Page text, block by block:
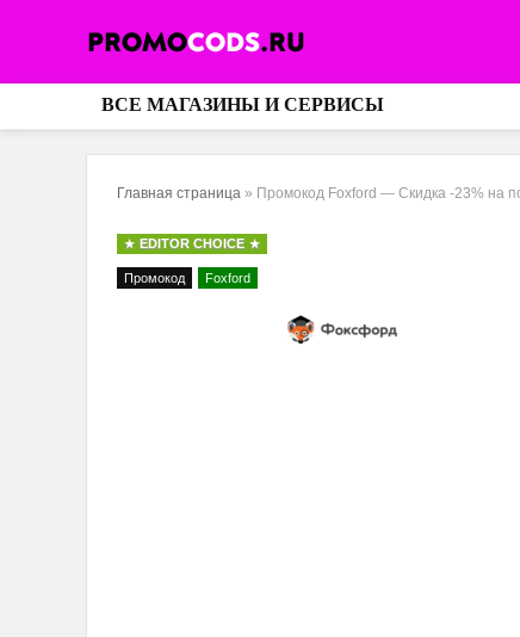
ВСЕ МАГАЗИНЫ И СЕРВИСЫ
Главная страница » Промокод Foxford — Скидка -23% на
EDITOR CHOICE
Промокод Foxford